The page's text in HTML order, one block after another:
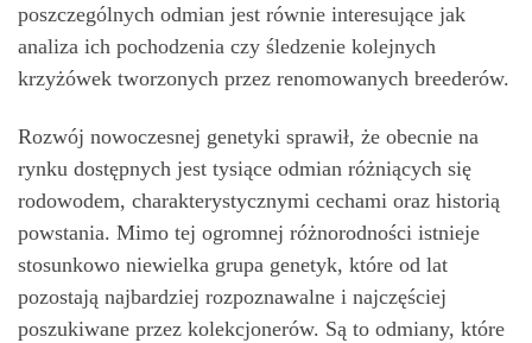
poszczególnych odmian jest równie interesujące jak
analiza ich pochodzenia czy śledzenie kolejnych
krzyżówek tworzonych przez renomowanych breederów.
Rozwój nowoczesnej genetyki sprawił, że obecnie na
rynku dostępnych jest tysiące odmian różniących się
rodowodem, charakterystycznymi cechami oraz historią
powstania. Mimo tej ogromnej różnorodności istnieje
stosunkowo niewielka grupa genetyk, które od lat
pozostają najbardziej rozpoznawalne i najczęściej
poszukiwane przez kolekcjonerów. Są to odmiany, które